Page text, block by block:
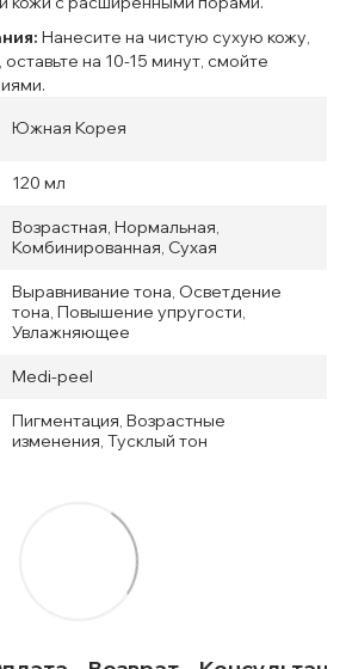
Нанесите на чистую сухую кожу,
на 10-15 минут, смойте
Южная Корея
120 мл
Возрастная, Нормальная,
Комбинированная, Сухая
Выравнивание тона, Осветдение
тона, Повышение упругости,
Увлажняющее
Medi-peel
Пигментация, Возрастные
изменения, Тусклый тон